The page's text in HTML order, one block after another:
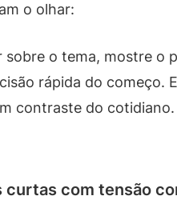
o olhar:
sobre o tema, mostre o
rápida do começo.
contraste do
curtas com tensão